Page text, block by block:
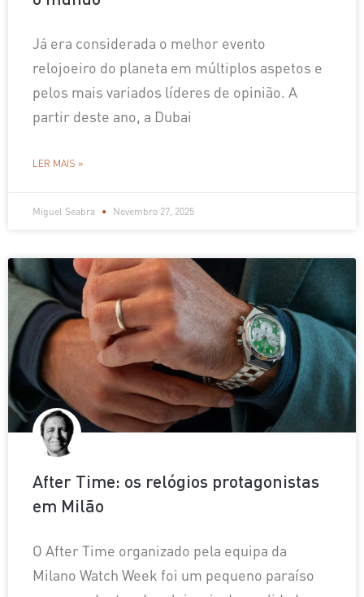
Já era considerada o melhor evento
relojoeiro do planeta em múltiplos aspetos e
pelos mais variados líderes de opinião. A
partir deste ano, a Dubai
LER MAIS »
Miguel Seabra Novembro 27, 2025
After Time: os relógios protagonistas
em Milão
O After Time organizado pela equipa da
Milano Watch Week foi um pequeno paraíso